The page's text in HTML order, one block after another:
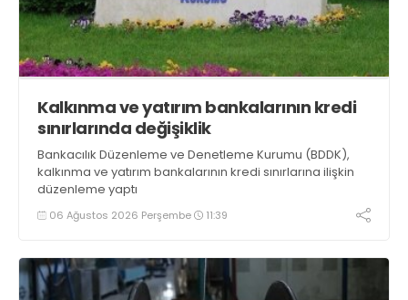
Kalkınma ve yatırım bankalarının kredi
sınırlarında değişiklik
Bankacılık Düzenleme ve Denetleme Kurumu (BDDK),
kalkınma ve yatırım bankalarının kredi sınırlarına ilişkin
düzenleme yaptı
06 Ağustos 2026 Perşembe 11:39